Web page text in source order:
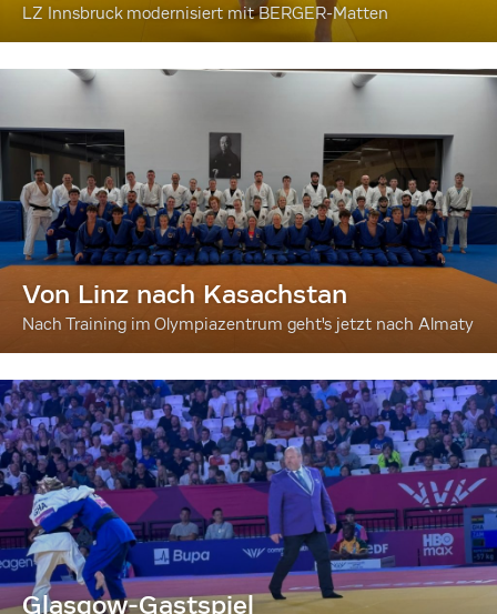
LZ Innsbruck modernisiert mit BERGER-Matten
Von Linz nach Kasachstan
Nach Training im Olympiazentrum geht's jetzt nach Almaty
Glasgow-Gastspiel